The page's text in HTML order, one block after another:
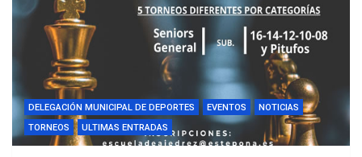
DELEGACIÓN MUNICIPAL DE DEPORTES EVENTOS
NOTICIAS
TORNEOS
ULTIMAS ENTRADAS